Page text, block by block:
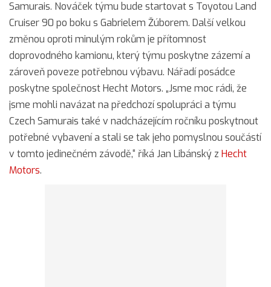
Samurais. Nováček týmu bude startovat s Toyotou Land
Cruiser 90 po boku s Gabrielem Žúborem. Další velkou
změnou oproti minulým rokům je přítomnost
doprovodného kamionu, který týmu poskytne zázemí a
zároveň poveze potřebnou výbavu. Nářadí posádce
poskytne společnost Hecht Motors. „Jsme moc rádi, že
jsme mohli navázat na předchozí spolupráci a týmu
Czech Samurais také v nadcházejícím ročníku poskytnout
potřebné vybavení a stali se tak jeho pomyslnou součástí
v tomto jedinečném závodě,“ říká Jan Libánský z Hecht
Motors.